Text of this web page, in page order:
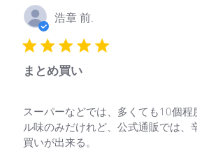
浩章 前.
まとめ買い
スーパーなどでは、多くても10個程
ル味のみだけれど、公式通販では、
買いが出来る。